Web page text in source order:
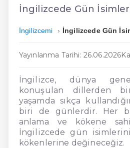
En Uygun İngilizce
Hızlı İngilizce
İngilizcede Gün
İngilizcemi İngilizcede Gün
Yayınlanma Tarihi: 26.06.2026
İngilizce, dünya
konuşulan dillerden
yaşamda sıkça
biri de günlerdir. Her
anlama ve kökene
İngilizcede gün
kökenlerine değineceğiz.